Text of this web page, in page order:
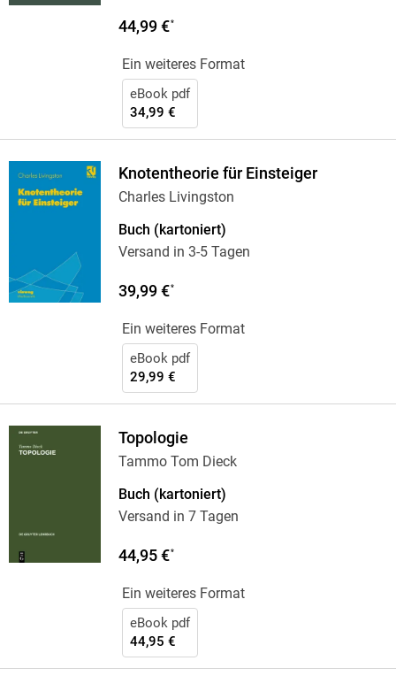
44,99 €*
Ein weiteres Format
eBook pdf
34,99 €
Knotentheorie für Einsteiger
Charles Livingston
Buch (kartoniert)
Versand in 3-5 Tagen
39,99 €*
Ein weiteres Format
eBook pdf
29,99 €
Topologie
Tammo Tom Dieck
Buch (kartoniert)
Versand in 7 Tagen
44,95 €*
Ein weiteres Format
eBook pdf
44,95 €